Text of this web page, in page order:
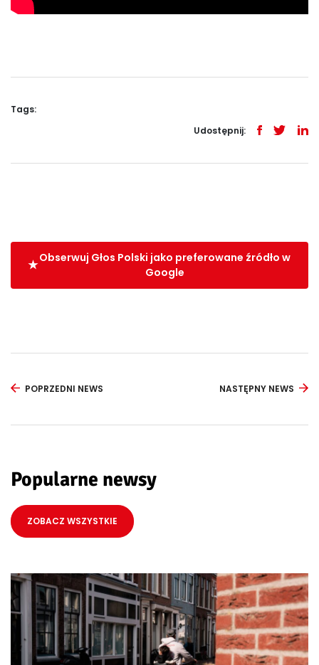
Tags:
Udostępnij:
Obserwuj Głos Polski jako preferowane źródło w
Google
POPRZEDNI NEWS NASTĘPNY NEWS
Popularne newsy
ZOBACZ WSZYSTKIE